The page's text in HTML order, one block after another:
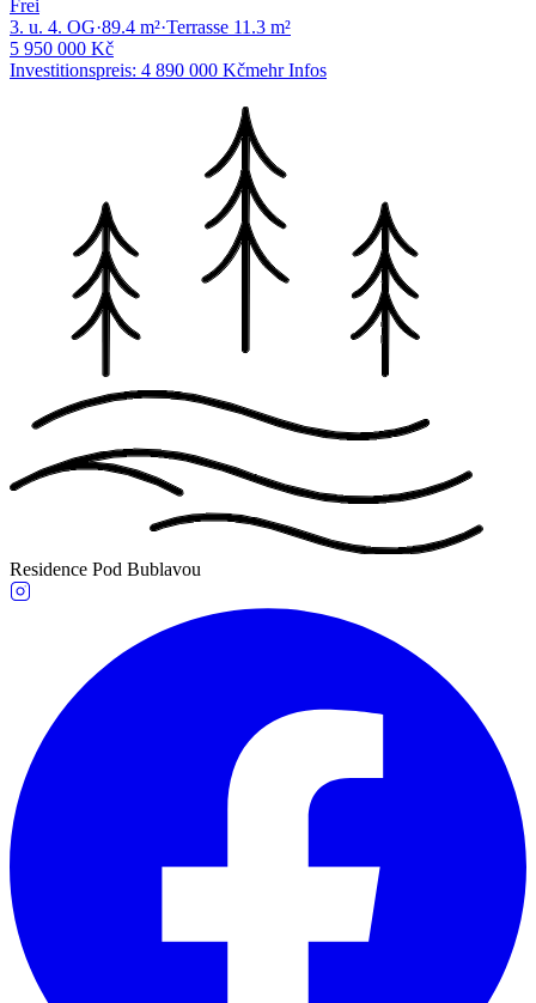
Frei
3. u. 4. OG·89.4 m²·Terrasse 11.3 m²
5 950 000 Kč
Investitionspreis: 4 890 000 Kčmehr Infos
Residence Pod Bublavou